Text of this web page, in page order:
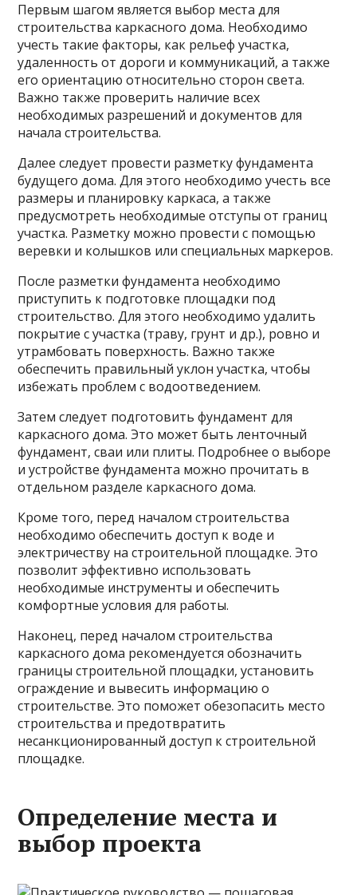
Первым шагом является выбор места для
строительства каркасного дома. Необходимо
учесть такие факторы, как рельеф участка,
удаленность от дороги и коммуникаций, а также
его ориентацию относительно сторон света.
Важно также проверить наличие всех
необходимых разрешений и документов для
начала строительства.
Далее следует провести разметку фундамента
будущего дома. Для этого необходимо учесть все
размеры и планировку каркаса, а также
предусмотреть необходимые отступы от границ
участка. Разметку можно провести с помощью
веревки и колышков или специальных маркеров.
После разметки фундамента необходимо
приступить к подготовке площадки под
строительство. Для этого необходимо удалить
покрытие с участка (траву, грунт и др.), ровно и
утрамбовать поверхность. Важно также
обеспечить правильный уклон участка, чтобы
избежать проблем с водоотведением.
Затем следует подготовить фундамент для
каркасного дома. Это может быть ленточный
фундамент, сваи или плиты. Подробнее о выборе
и устройстве фундамента можно прочитать в
отдельном разделе каркасного дома.
Кроме того, перед началом строительства
необходимо обеспечить доступ к воде и
электричеству на строительной площадке. Это
позволит эффективно использовать
необходимые инструменты и обеспечить
комфортные условия для работы.
Наконец, перед началом строительства
каркасного дома рекомендуется обозначить
границы строительной площадки, установить
ограждение и вывесить информацию о
строительстве. Это поможет обезопасить место
строительства и предотвратить
несанкционированный доступ к строительной
площадке.
Определение места и
выбор проекта